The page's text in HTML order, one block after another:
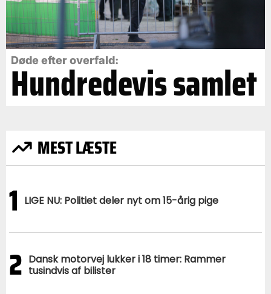
Døde efter overfald:
Hundredevis samlet
MEST LÆSTE
1 LIGE NU: Politiet deler nyt om 15-årig pige
2 Dansk motorvej lukker i 18 timer: Rammer
tusindvis af bilister